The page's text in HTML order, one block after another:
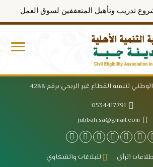
وتأهيل المتعففين لسوق العمل
لتنمية القطاع غير الربحي برقم 4288
0534417791
jubbah.sa@gmail.com
الرأي للبلاغات والشكاوي